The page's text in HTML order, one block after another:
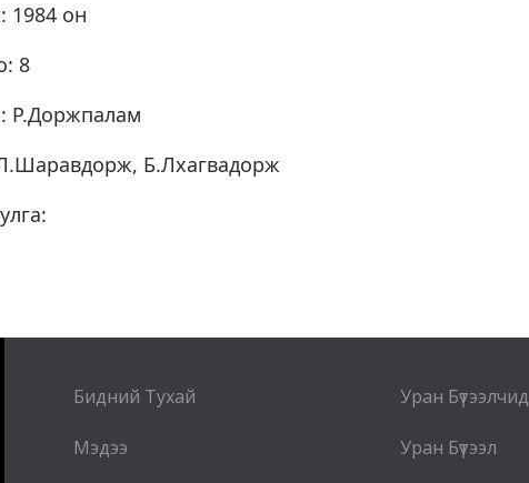
1984 он
8
Р.Доржпалам
Б.Лхагвадорж
Бидний Тухай
Мэдээ
Уран Бүтээлчид
Уран Бүтээл